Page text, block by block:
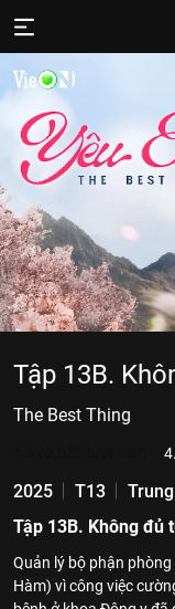
Tập 13B.
The Best Thing
2025 T13
Tập 13B. Không đủ
Quản lý bộ phận
Hàm) vì công việc